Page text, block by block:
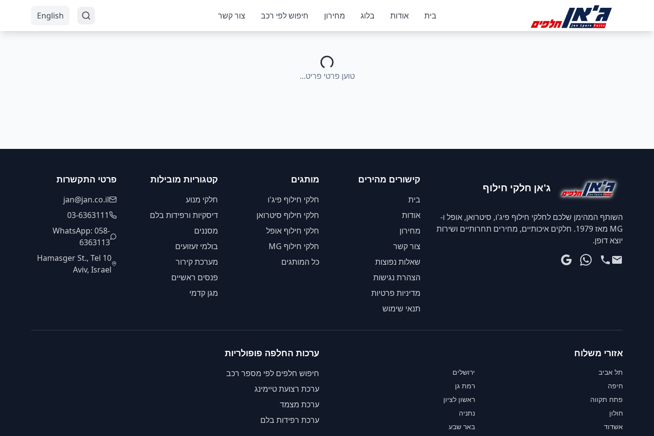
בית
אודות בלוג מחירון חיפוש לפי רכב צור קשר English
טוען פרטי פריט...
ג'אן חלקי חילוף
השותף המהימן שלכם לחלקי חילוף פיג'ו, סיטרואן, אופל ו-
MG מאז 1979. חלקים איכותיים, מחירים תחרותיים ושירות
יוצא דופן.
קישורים מהירים
בית
אודות
מחירון
צור קשר
שאלות נפוצות
הצהרת נגישות
מדיניות פרטיות
תנאי שימוש
מותגים
חלקי חילוף פיג'ו
חלקי חילוף סיטרואן
חלקי חילוף אופל
חלקי חילוף MG
כל המותגים
קטגוריות מובילות
חלקי מנוע
דיסקיות ורפידות בלם
מסננים
בולמי זעזועים
מערכת קירור
פנסים ראשיים
מגן קדמי
פרטי התקשרות
jan@jan.co.il
03-6363111
WhatsApp: 058-
6363113
10 Hamasger St., Tel
Aviv, Israel
אזורי משלוח
תל אביב
ירושלים
חיפה
רמת גן
פתח תקווה
ראשון לציון
חולון
נתניה
אשדוד
באר שבע
ערכות החלפה פופולריות
חיפוש חלפים לפי מספר רכב
ערכת רצועת טיימינג
ערכת מצמד
ערכת רפידות בלם